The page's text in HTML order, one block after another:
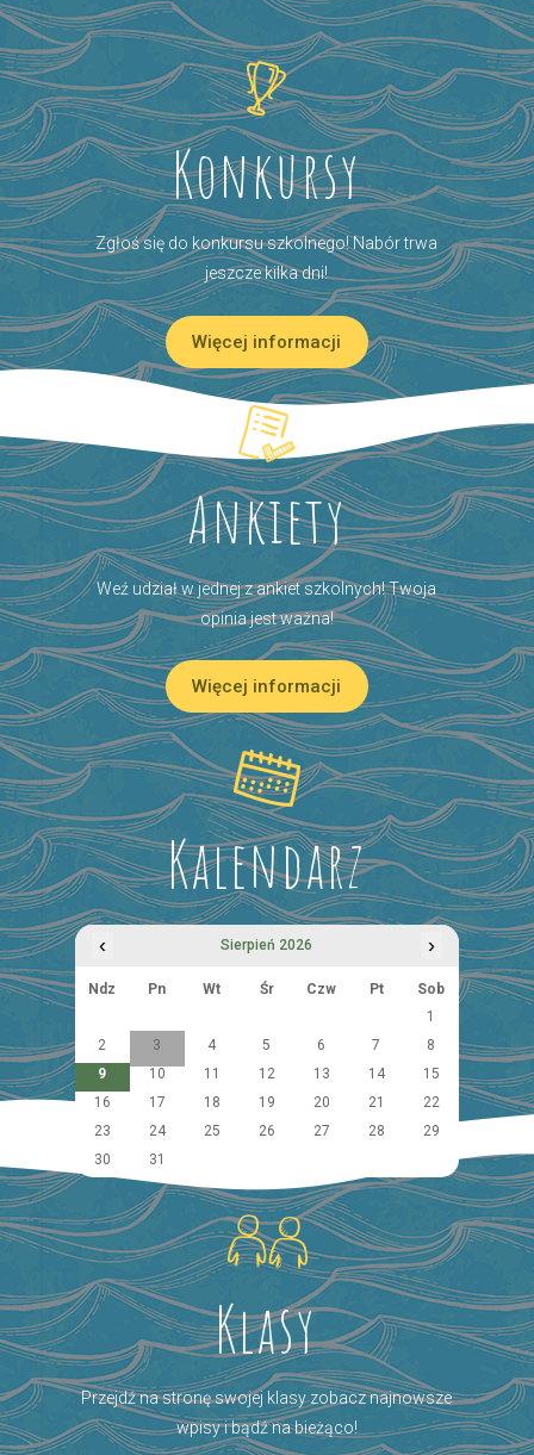
Konkursy
Zgłoś się do konkursu szkolnego! Nabór trwa
jeszcze kilka dni!
Więcej informacji
Ankiety
Weź udział w jednej z ankiet szkolnych! Twoja
opinia jest ważna!
Więcej informacji
Kalendarz
‹ Sierpień 2026 ›
Ndz Pn Wt Śr Czw Pt
Sob
1
2
3 4 5 6 7
8
9
10 11 12 13 14
15
16
17 18 19 20 21
22
23
24 25 26 27 28
29
30
31
Klasy
Przejdź na stronę swojej klasy zobacz najnowsze
wpisy i bądź na bieżąco!